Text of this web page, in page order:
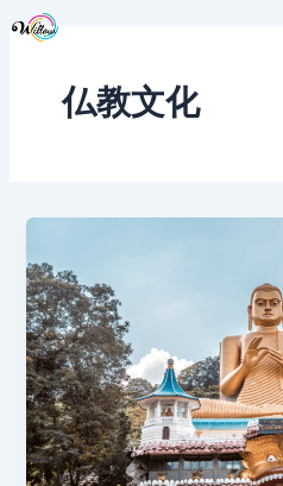
仏教文化